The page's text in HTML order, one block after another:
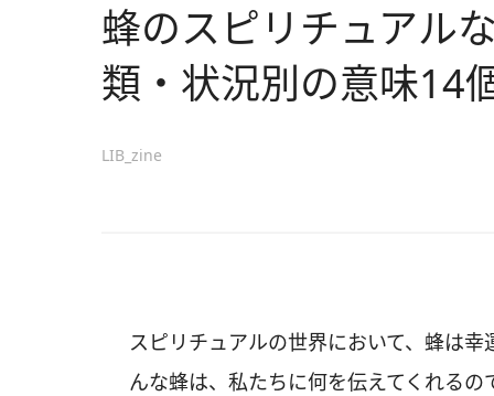
蜂のスピリチュアル
類・状況別の意味14
LIB_zine
スピリチュアルの世界において、蜂は
んな蜂は、私たちに何を伝えてくれる